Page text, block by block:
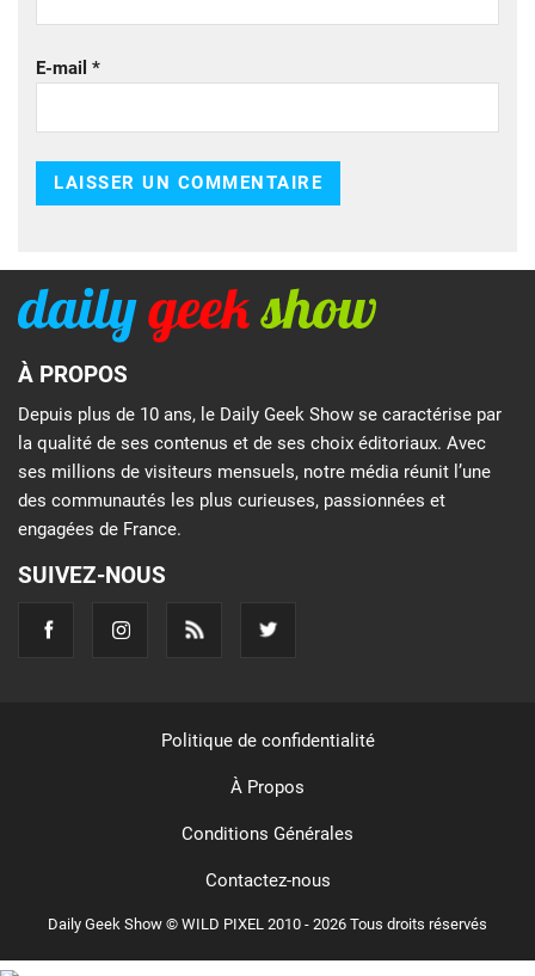
E-mail *
À PROPOS
Depuis plus de 10 ans, le Daily Geek Show se caractérise par
la qualité de ses contenus et de ses choix éditoriaux. Avec
ses millions de visiteurs mensuels, notre média réunit l’une
des communautés les plus curieuses, passionnées et
engagées de France.
SUIVEZ-NOUS
Daily Geek Show © WILD PIXEL 2010 - 2026 Tous droits réservés
Politique de confidentialité
À Propos
Conditions Générales
Contactez-nous